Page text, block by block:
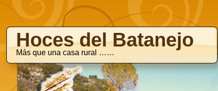
Hoces del Batanejo
Más que una casa rural ……